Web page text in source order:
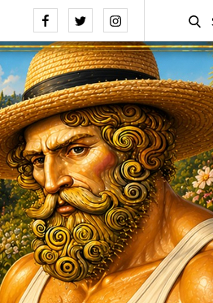
FacebookTwitterInstagram
for:
Search